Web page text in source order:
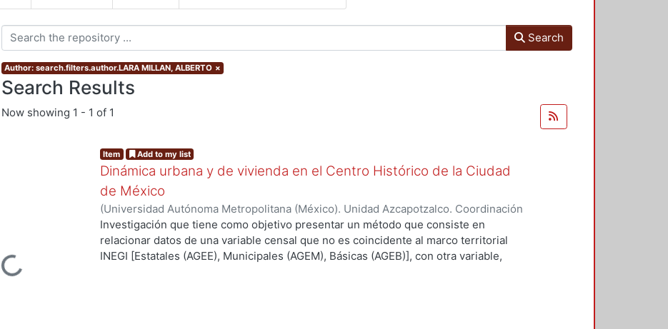
Search
Author: search.filters.author.LARA MILLAN, ALBERTO ×
Search Results
Now showing 1 - 1 of 1
Loading...
Item Add to my list
Dinámica urbana y de vivienda en el Centro Histórico de la Ciudad
de México
(Universidad Autónoma Metropolitana (México). Unidad Azcapotzalco. Coordinación
de Servicios de Información., 2012-07 )LARA MILLAN, ALBERTO
Investigación que tiene como objetivo presentar un método que consiste en
relacionar datos de una variable censal que no es coincidente al marco territorial
INEGI [Estatales (AGEE), Municipales (AGEM), Básicas (AGEB)], con otra variable,